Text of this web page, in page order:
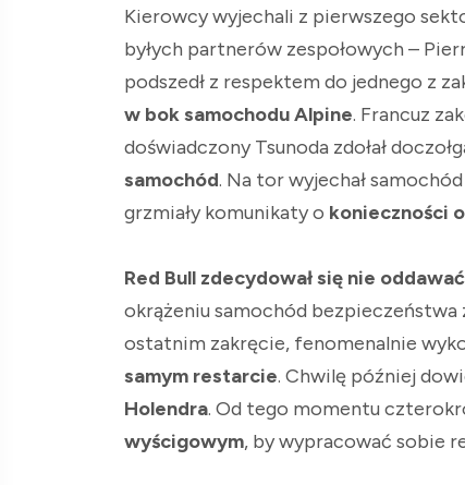
Kierowcy wyjechali z pierwszego
byłych partnerów zespołowych –
podszedł z respektem do jednego z
w bok samochodu Alpine. Francuz
doświadczony Tsunoda zdołał
samochód. Na tor wyjechał
grzmiały komunikaty o konieczności
Red Bull zdecydował się nie
okrążeniu samochód bezpieczeństwa
ostatnim zakręcie, fenomenalnie
samym restarcie. Chwilę później
Holendra. Od tego momentu
wyścigowym, by wypracować sobie